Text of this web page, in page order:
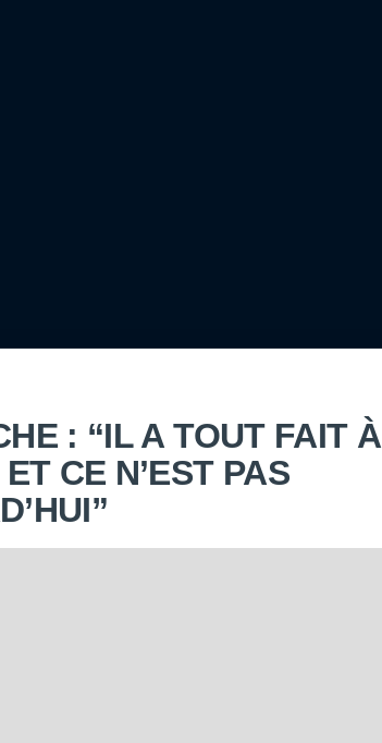
: “IL A TOUT FAIT À
CE N’EST PAS